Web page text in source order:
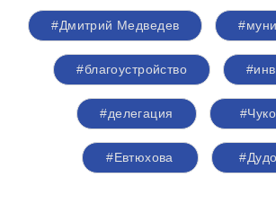
#Дмитрий Медведев
#благоустройство
#делегация
#Евтюхова